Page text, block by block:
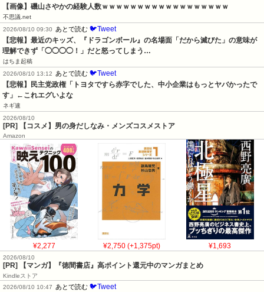
【画像】磯山さやかの経験人数ｗｗｗｗｗｗｗｗｗｗｗｗｗｗｗｗｗｗ
不思議.net
2026/08/10 09:30
あとで読む 🐦Tweet
【悲報】最近のキッズ、『ドラゴンボール』の名場面「だから滅びた」の意味が
理解できず「◯◯◯◯！」だと怒ってしまう…
はちま起稿
2026/08/10 13:12
あとで読む 🐦Tweet
【悲報】民主党政権「トヨタですら赤字でした、中小企業はもっとヤバかったで
す」←これエグいよな
ネギ速
2026/08/10
[PR] 【コスメ】男の身だしなみ・メンズコスメストア
Amazon
¥2,277 ¥2,750 (+1,375pt) ¥1,693
2026/08/10
[PR] 【マンガ】『徳間書店』高ポイント還元中のマンガまとめ
Kindleストア
2026/08/10 10:47
あとで読む 🐦Tweet